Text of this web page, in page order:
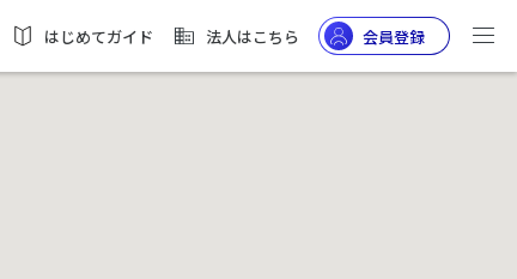
はじめてガイド 法人はこちら 会員登録